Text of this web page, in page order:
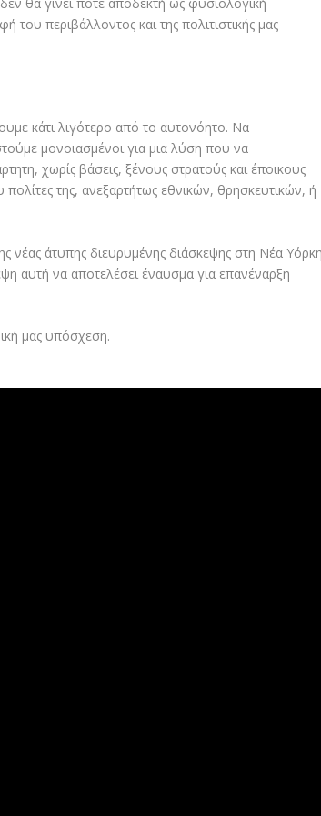
περιβάλλοντος και της πολιτιστικής μας
κάτι λιγότερο από το αυτονόητο. Να
μονοιασμένοι για μια λύση που να
χωρίς βάσεις, ξένους στρατούς και έποικους
της, ανεξαρτήτως εθνικών, θρησκευτικών, ή
νέας άτυπης διευρυμένης διάσκεψης στη Νέα
αυτή να αποτελέσει έναυσμα για επανέναρξη
μας υπόσχεση.